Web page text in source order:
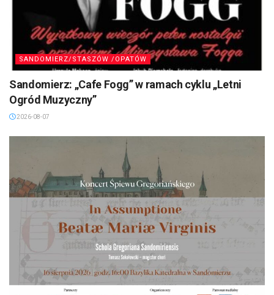
SANDOMIERZ/STASZÓW /OPATÓW
Sandomierz: „Cafe Fogg” w ramach cyklu „Letni
Ogród Muzyczny”
2026-08-07